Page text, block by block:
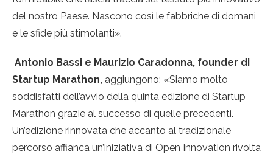
del nostro Paese. Nascono così le fabbriche di domani
e le sfide più stimolanti».
Antonio Bassi e Maurizio Caradonna, founder di
Startup Marathon, aggiungono: «Siamo molto
soddisfatti dell’avvio della quinta edizione di Startup
Marathon grazie al successo di quelle precedenti.
Un’edizione rinnovata che accanto al tradizionale
percorso affianca un’iniziativa di Open Innovation rivolta